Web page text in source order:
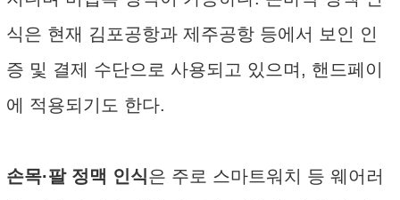
식은 현재 김포공항과 제주공항 등에서 보인 인
증 및 결제 수단으로 사용되고 있으며, 핸드페이
에 적용되기도 한다.
손목·팔 정맥 인식은 주로 스마트워치 등 웨어러